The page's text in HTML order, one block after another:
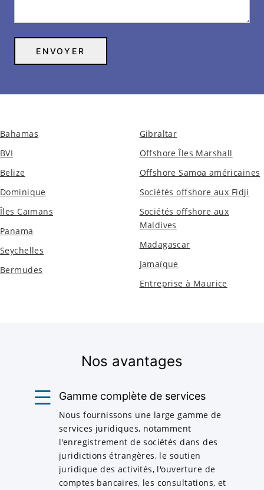
Bahamas
BVI
Belize
Dominique
Îles Caïmans
Panama
Seychelles
Bermudes
Gibraltar
Offshore Îles Marshall
Offshore Samoa américaines
Sociétés offshore aux Fidji
Sociétés offshore aux
Maldives
Madagascar
Jamaïque
Entreprise à Maurice
Nos avantages
Gamme complète de services
Nous fournissons une large gamme de
services juridiques, notamment
l'enregistrement de sociétés dans des
juridictions étrangères, le soutien
juridique des activités, l'ouverture de
comptes bancaires, les consultations, et